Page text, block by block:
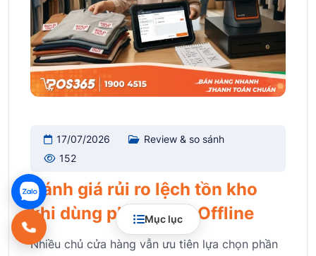
Mục lục
17/07/2026
Review & so sánh
152
Đánh giá rủi ro lệch tồn kho
khi dùng phần mềm Offline
Nhiều chủ cửa hàng vẫn ưu tiên lựa chọn phần